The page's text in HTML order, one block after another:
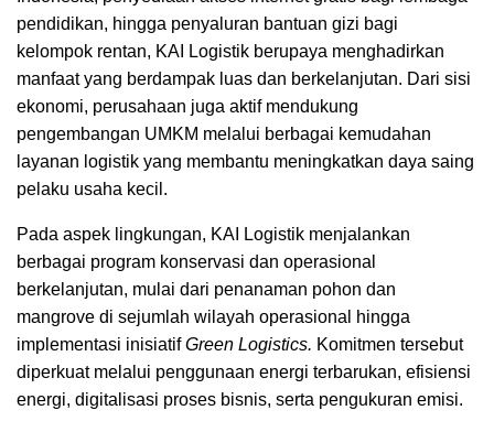
pendidikan, hingga penyaluran bantuan gizi bagi
kelompok rentan, KAI Logistik berupaya menghadirkan
manfaat yang berdampak luas dan berkelanjutan. Dari sisi
ekonomi, perusahaan juga aktif mendukung
pengembangan UMKM melalui berbagai kemudahan
layanan logistik yang membantu meningkatkan daya saing
pelaku usaha kecil.
Pada aspek lingkungan, KAI Logistik menjalankan
berbagai program konservasi dan operasional
berkelanjutan, mulai dari penanaman pohon dan
mangrove di sejumlah wilayah operasional hingga
implementasi inisiatifGreen Logistics. Komitmen tersebut
diperkuat melalui penggunaan energi terbarukan, efisiensi
energi, digitalisasi proses bisnis, serta pengukuran emisi.